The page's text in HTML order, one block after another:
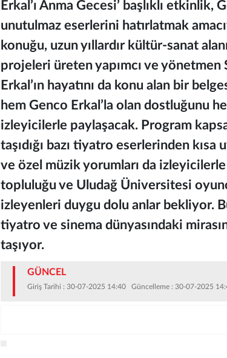
Erkal’ı Anma Gecesi’ başlıklı etkinlik,
unutulmaz eserlerini hatırlatmak
konuğu, uzun yıllardır kültür-sanat
projeleri üreten yapımcı ve
Erkal’ın hayatını da konu alan bir
hem Genco Erkal’la olan dostluğunu
izleyicilerle paylaşacak. Program
taşıdığı bazı tiyatro eserlerinden
ve özel müzik yorumları da
topluluğu ve Uludağ Üniversitesi
izleyenleri duygu dolu anlar bekliyor.
tiyatro ve sinema dünyasındaki
taşıyor.
GÜNCEL
Giriş Tarihi : 30-07-2025 14:40 Güncelleme : 30-07-2025